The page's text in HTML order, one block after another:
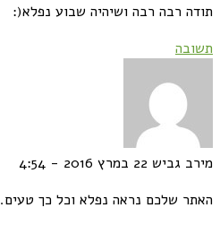
תודה רבה רבה ושיהיה שבוע נפלא(:
תשובה
מירב גביש 22 במרץ 2016 - 4:54
האתר שלכם נראה נפלא וכל כך טעים.